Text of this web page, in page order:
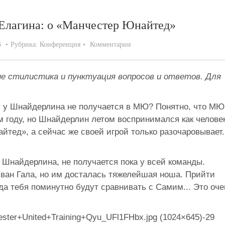
о «Манчестер Юнайтед»
Рубрика: Конференция Комментарии
стилистика и пунктуация вопросов и ответов. Для
у Шнайдерлина не получается в МЮ? Понятно, что МЮ
но Шнайдерлин летом воспринимался как
а сейчас же своей игрой только разочаровывает.
не получается пока у всей команды.
Гала, но им досталась тяжелейшая ноша. Прийти
тебя поминутно будут сравнивать с Самим... Это